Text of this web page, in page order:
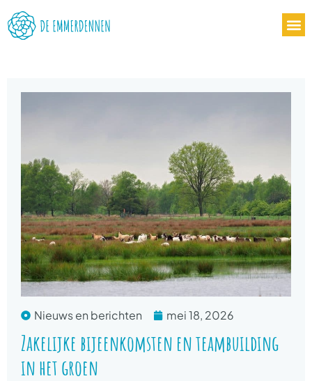
Nieuws en berichten mei 18, 2026
Zakelijke bijeenkomsten en teambuilding
in het groen